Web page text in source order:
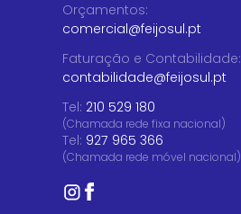
Orçamentos:
comercial@feijosul.pt
Faturação e Contabilidade:
contabilidade@feijosul.pt
Tel: 210 529 180
(Chamada rede fixa nacional)
Tel: 927 965 366
(Chamada rede móvel nacional)